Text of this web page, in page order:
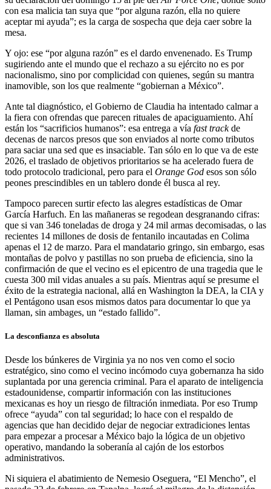
con esa malicia tan suya que “por alguna razón, ella no quiere
aceptar mi ayuda”; es la carga de sospecha que deja caer sobre la
mesa.
Y ojo: ese “por alguna razón” es el dardo envenenado. Es Trump
sugiriendo ante el mundo que el rechazo a su ejército no es por
nacionalismo, sino por complicidad con quienes, según su mantra
inamovible, son los que realmente “gobiernan a México”.
Ante tal diagnóstico, el Gobierno de Claudia ha intentado calmar a
la fiera con ofrendas que parecen rituales de apaciguamiento. Ahí
están los “sacrificios humanos”: esa entrega a vía fast trackde
decenas de narcos presos que son enviados al norte como tributos
para saciar una sed que es insaciable. Tan sólo en lo que va de este
2026, el traslado de objetivos prioritarios se ha acelerado fuera de
todo protocolo tradicional, pero para el Orange God esos son sólo
peones prescindibles en un tablero donde él busca al rey.
Tampoco parecen surtir efecto las alegres estadísticas de Omar
García Harfuch. En las mañaneras se regodean desgranando cifras:
que si van 346 toneladas de droga y 24 mil armas decomisadas, o las
recientes 14 millones de dosis de fentanilo incautadas en Colima
apenas el 12 de marzo. Para el mandatario gringo, sin embargo, esas
montañas de polvo y pastillas no son prueba de eficiencia, sino la
confirmación de que el vecino es el epicentro de una tragedia que le
cuesta 300 mil vidas anuales a su país. Mientras aquí se presume el
éxito de la estrategia nacional, allá en Washington la DEA, la CIA y
el Pentágono usan esos mismos datos para documentar lo que ya
llaman, sin ambages, un “estado fallido”.
La desconfianza es absoluta
Desde los búnkeres de Virginia ya no nos ven como el socio
estratégico, sino como el vecino incómodo cuya gobernanza ha sido
suplantada por una gerencia criminal. Para el aparato de inteligencia
estadounidense, compartir información con las instituciones
mexicanas es hoy un riesgo de filtración inmediata. Por eso Trump
ofrece “ayuda” con tal seguridad; lo hace con el respaldo de
agencias que han decidido dejar de negociar extradiciones lentas
para empezar a procesar a México bajo la lógica de un objetivo
operativo, mandando la soberanía al cajón de los estorbos
administrativos.
Ni siquiera el abatimiento de Nemesio Oseguera, “El Mencho”, el